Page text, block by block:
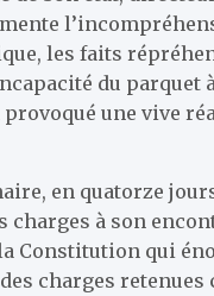
les faits
du
provoqué une vive
en quatorze
charges à son
Constitution qui
charges